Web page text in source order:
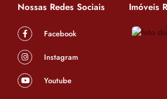
Nossas Redes Sociais
Facebook
Instagram
Youtube
Imóveis